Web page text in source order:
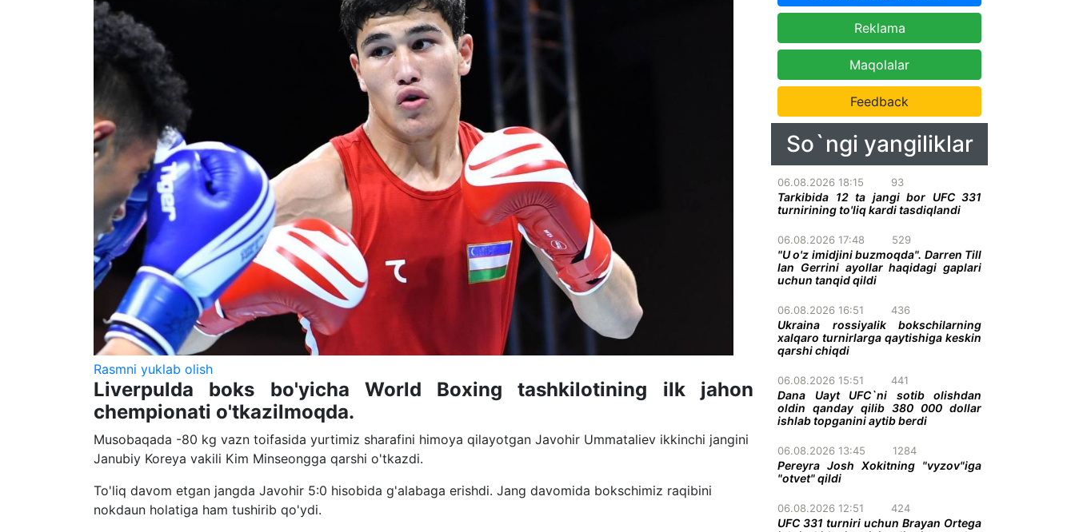
Rasmni yuklab olish
Liverpulda boks bo'yicha World Boxing tashkilotining ilk jahon
chempionati o'tkazilmoqda.
Musobaqada -80 kg vazn toifasida yurtimiz sharafini himoya qilayotgan Javohir Ummataliev ikkinchi jangini
Janubiy Koreya vakili Kim Minseongga qarshi o'tkazdi.
To'liq davom etgan jangda Javohir 5:0 hisobida g'alabaga erishdi. Jang davomida bokschimiz raqibini
nokdaun holatiga ham tushirib qo'ydi.
Reklama
Maqolalar
Feedback
So`ngi yangiliklar
06.08.2026 18:15 93
Tarkibida 12 ta jangi bor UFC 331
turnirining to'liq kardi tasdiqlandi
06.08.2026 17:48 529
"U o'z imidjini buzmoqda". Darren Till
Ian Gerrini ayollar haqidagi gaplari
uchun tanqid qildi
06.08.2026 16:51 436
Ukraina rossiyalik bokschilarning
xalqaro turnirlarga qaytishiga keskin
qarshi chiqdi
06.08.2026 15:51 441
Dana Uayt UFC`ni sotib olishdan
oldin qanday qilib 380 000 dollar
ishlab topganini aytib berdi
06.08.2026 13:45 1284
Pereyra Josh Xokitning "vyzov"iga
"otvet" qildi
06.08.2026 12:51 424
UFC 331 turniri uchun Brayan Ortega